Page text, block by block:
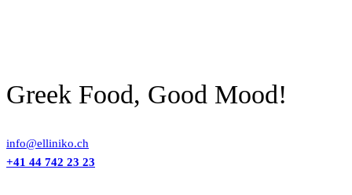
Greek Food, Good Mood!
info@elliniko.ch
+41 44 742 23 23